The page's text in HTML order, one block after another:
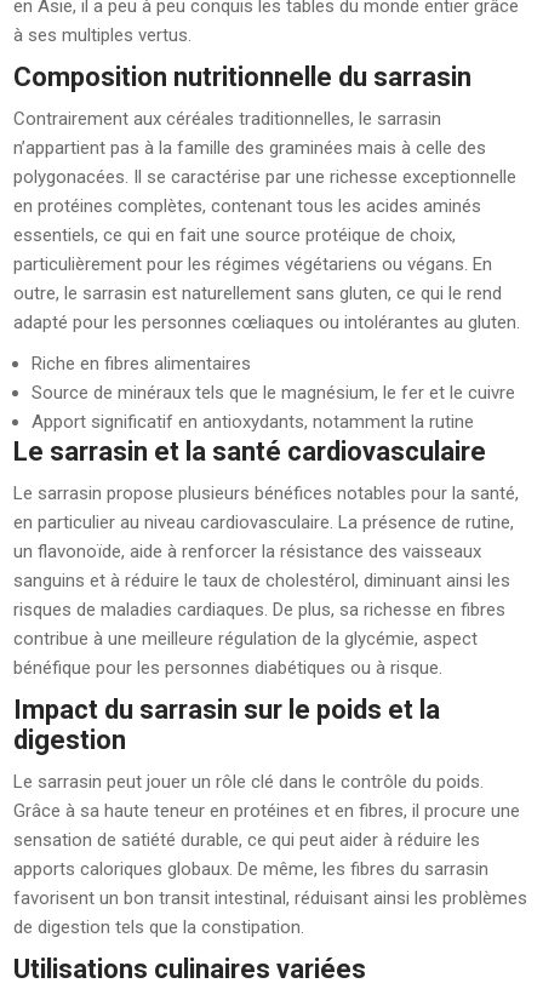
en Asie, il a peu à peu conquis les tables du monde entier grâce
à ses multiples vertus.
Composition nutritionnelle du sarrasin
Contrairement aux céréales traditionnelles, le sarrasin
n’appartient pas à la famille des graminées mais à celle des
polygonacées. Il se caractérise par une richesse exceptionnelle
en protéines complètes, contenant tous les acides aminés
essentiels, ce qui en fait une source protéique de choix,
particulièrement pour les régimes végétariens ou végans. En
outre, le sarrasin est naturellement sans gluten, ce qui le rend
adapté pour les personnes cœliaques ou intolérantes au gluten.
Riche en fibres alimentaires
Source de minéraux tels que le magnésium, le fer et le cuivre
Apport significatif en antioxydants, notamment la rutine
Le sarrasin et la santé cardiovasculaire
Le sarrasin propose plusieurs bénéfices notables pour la santé,
en particulier au niveau cardiovasculaire. La présence de rutine,
un flavonoïde, aide à renforcer la résistance des vaisseaux
sanguins et à réduire le taux de cholestérol, diminuant ainsi les
risques de maladies cardiaques. De plus, sa richesse en fibres
contribue à une meilleure régulation de la glycémie, aspect
bénéfique pour les personnes diabétiques ou à risque.
Impact du sarrasin sur le poids et la
digestion
Le sarrasin peut jouer un rôle clé dans le contrôle du poids.
Grâce à sa haute teneur en protéines et en fibres, il procure une
sensation de satiété durable, ce qui peut aider à réduire les
apports caloriques globaux. De même, les fibres du sarrasin
favorisent un bon transit intestinal, réduisant ainsi les problèmes
de digestion tels que la constipation.
Utilisations culinaires variées